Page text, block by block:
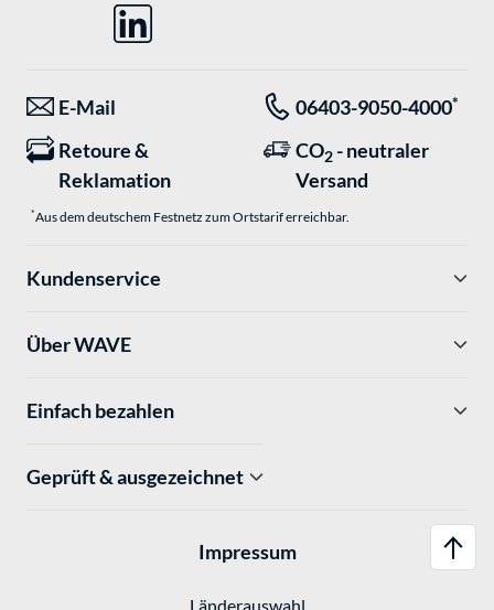
E-Mail 06403-9050-4000*
Retoure &
Reklamation
CO2 - neutraler
Versand
*Aus dem deutschem Festnetz zum Ortstarif erreichbar.
Kundenservice
Über WAVE
Einfach bezahlen
Geprüft & ausgezeichnet
Impressum
Länderauswahl